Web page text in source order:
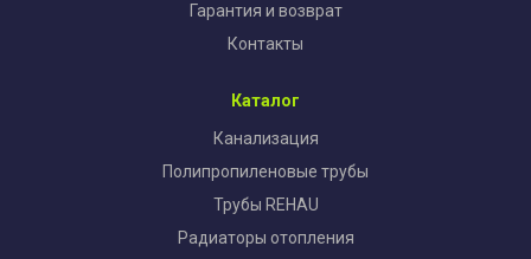
Гарантия и возврат
Контакты
Каталог
Канализация
Полипропиленовые трубы
Трубы REHAU
Радиаторы отопления